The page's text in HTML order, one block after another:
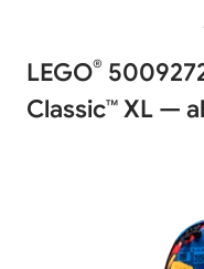
LEGO®
Classic™ XL —